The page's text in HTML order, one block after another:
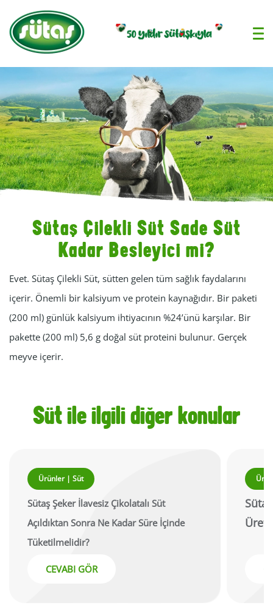
Sütaş Çilekli Süt Sade Süt
Kadar Besleyici mi?
Evet. Sütaş Çilekli Süt, sütten gelen tüm sağlık faydalarını
içerir. Önemli bir kalsiyum ve protein kaynağıdır. Bir paketi
(200 ml) günlük kalsiyum ihtiyacının %24’ünü karşılar. Bir
pakette (200 ml) 5,6 g doğal süt proteini bulunur. Gerçek
meyve içerir.
Süt ile ilgili diğer konular
Ürünler | Süt
Sütaş Şeker İlavesiz Çikolatalı Süt
Açıldıktan Sonra Ne Kadar Süre İçinde
Tüketilmelidir?
CEVABI GÖR